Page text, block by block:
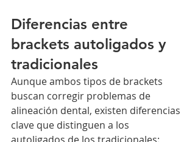
Diferencias entre
brackets autoligados y
tradicionales
Aunque ambos tipos de brackets
buscan corregir problemas de
alineación dental, existen diferencias
clave que distinguen a los